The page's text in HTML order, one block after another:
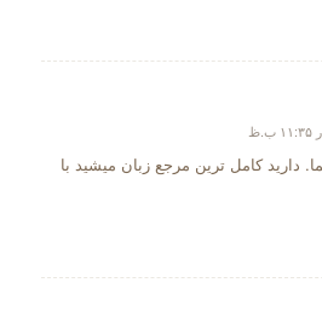
دارید کامل ترین مرجع زبان میشید با